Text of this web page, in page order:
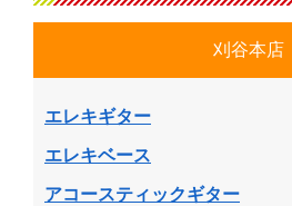
刈谷本店
エレキギター
エレキベース
アコースティックギター